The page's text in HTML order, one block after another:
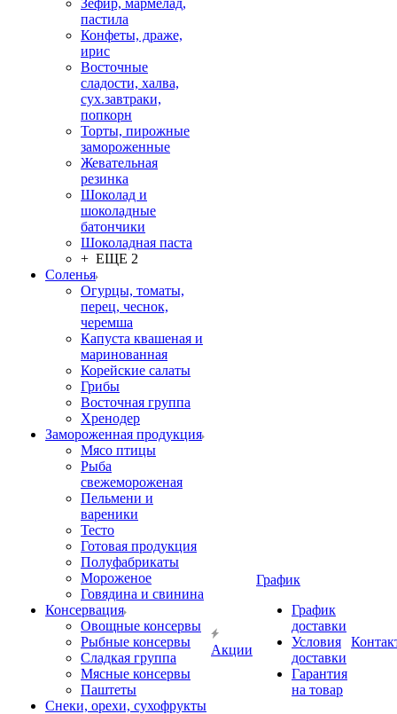
Зефир, мармелад,
пастила
Конфеты, драже,
ирис
Восточные
сладости, халва,
сух.завтраки,
попкорн
Торты, пирожные
замороженные
Жевательная
резинка
Шоколад и
шоколадные
батончики
Шоколадная паста
+ ЕЩЕ 2
Соленья
Огурцы, томаты,
перец, чеснок,
черемша
Капуста квашеная и
маринованная
Корейские салаты
Грибы
Восточная группа
Хренодер
Замороженная продукция
Мясо птицы
Рыба
свежемороженая
Пельмени и
вареники
Тесто
Готовая продукция
Полуфабрикаты
Мороженое
Говядина и свинина
Консервация
Овощные консервы
Рыбные консервы
Сладкая группа
Мясные консервы
Паштеты
Снеки, орехи, сухофрукты
Акции
График
График
доставки
Условия
доставки
Гарантия
на товар